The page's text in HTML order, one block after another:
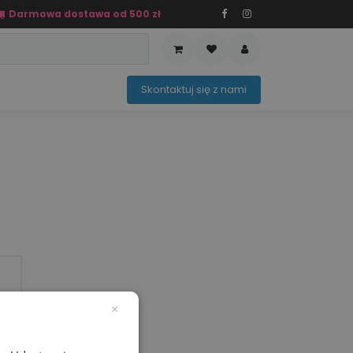
Darmowa dostawa od 500 zł
OFERTA SEZONOWASko​ntaktuj ​​​​się z nami​​​​
×